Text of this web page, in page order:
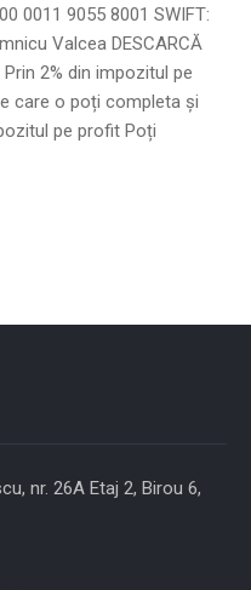
0011 9055 8001 SWIFT:
Valcea DESCARCĂ
2% din impozitul pe
care o poți completa și
pe profit Poți
nr. 26A Etaj 2, Birou 6,